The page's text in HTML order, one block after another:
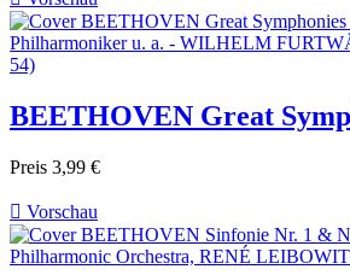
BEETHOVEN Great
Preis 3,99 €
 Vorschau